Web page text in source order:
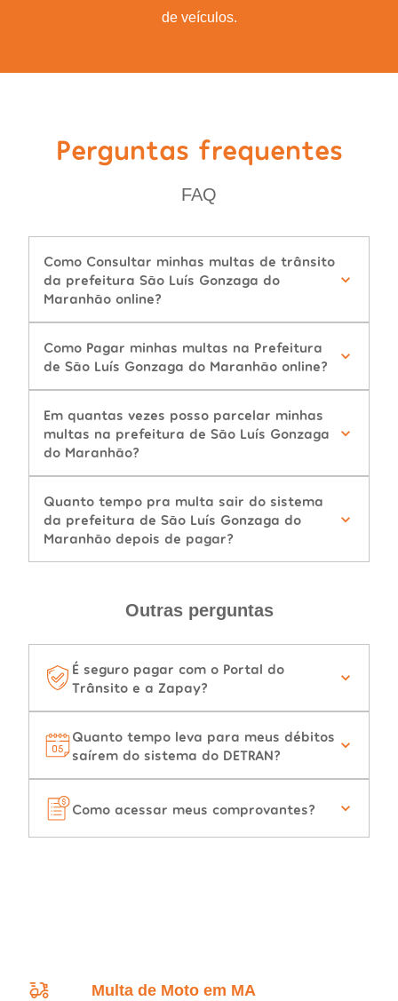
de veículos.
Perguntas frequentes
FAQ
Como Consultar minhas multas de trânsito
da prefeitura São Luís Gonzaga do
Maranhão online?
Como Pagar minhas multas na Prefeitura
de São Luís Gonzaga do Maranhão online?
Em quantas vezes posso parcelar minhas
multas na prefeitura de São Luís Gonzaga
do Maranhão?
Quanto tempo pra multa sair do sistema
da prefeitura de São Luís Gonzaga do
Maranhão depois de pagar?
Outras perguntas
É seguro pagar com o Portal do
Trânsito e a Zapay?
Quanto tempo leva para meus débitos
saírem do sistema do DETRAN?
Como acessar meus comprovantes?
Multa de Moto em MA